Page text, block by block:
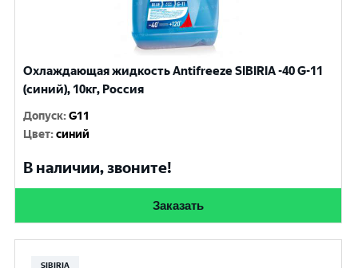
Охлаждающая жидкость Antifreeze SIBIRIA -40 G-11
(синий), 10кг, Россия
Допуск:G11
Цвет:синий
В наличии, звоните!
Заказать
SIBIRIA